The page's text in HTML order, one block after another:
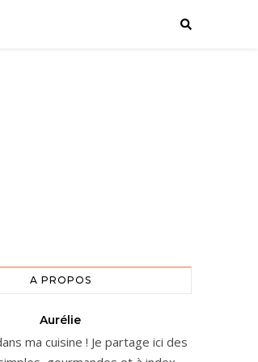
A PROPOS
Aurélie
ma cuisine ! Je partage ici des